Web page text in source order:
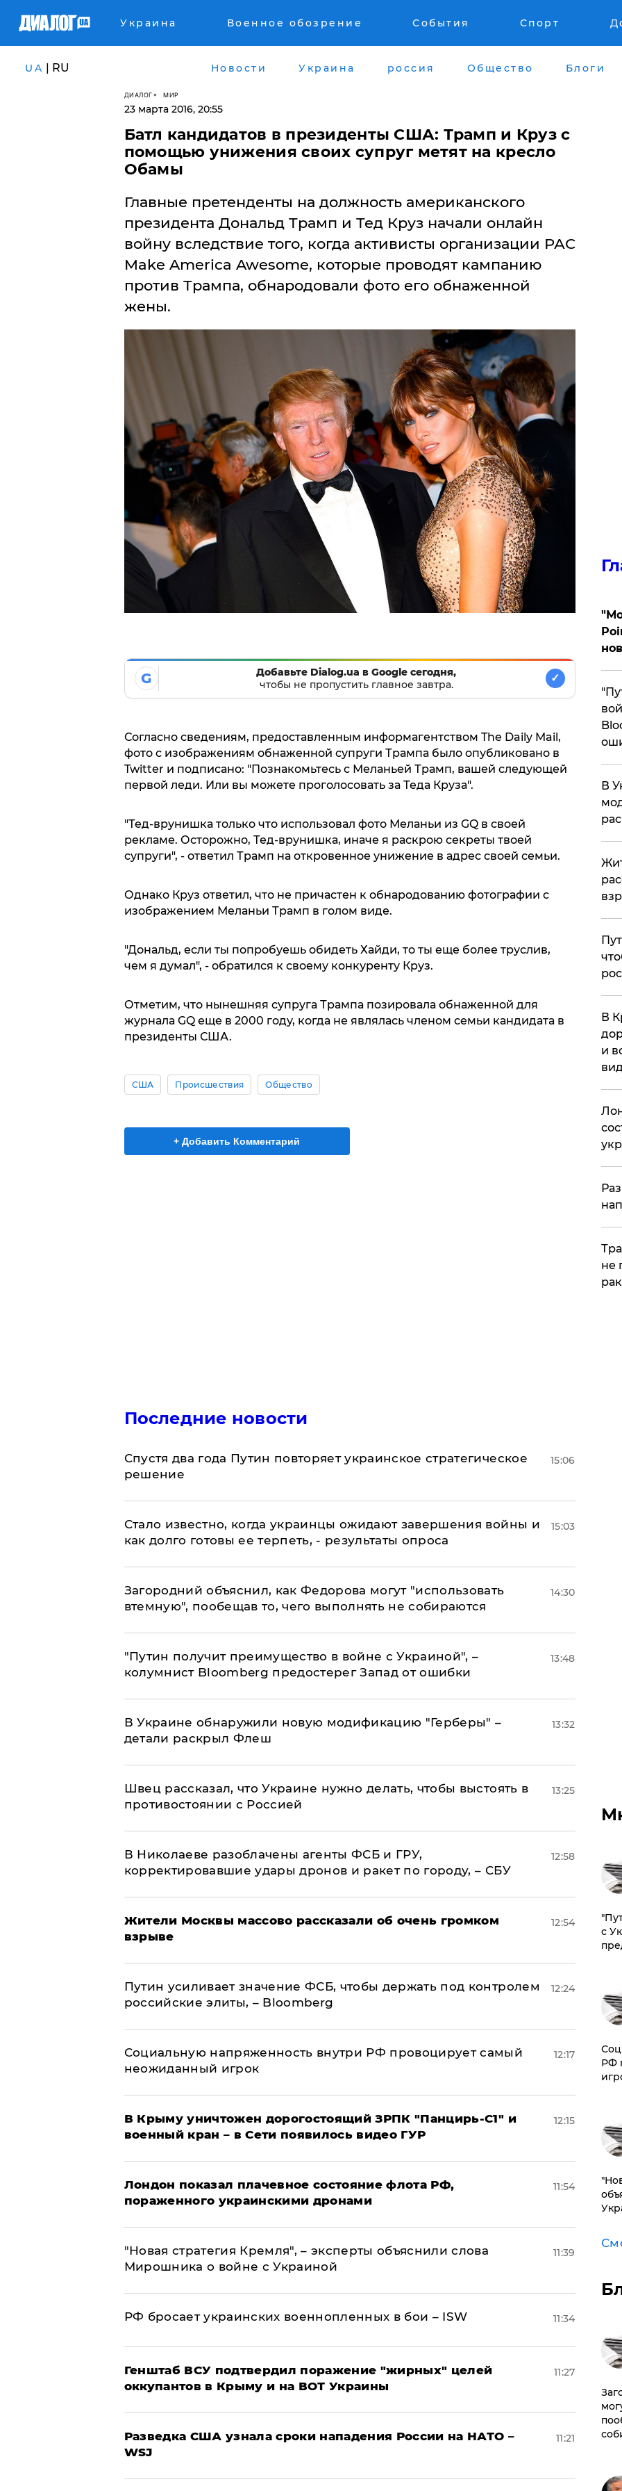
Украина Военное обозрение События Спорт
UA | RU Новости Украина россия Общество Блоги
ДИАЛОГ МИР
23 марта 2016, 20:55
Батл кандидатов в президенты США: Трамп и Круз с
помощью унижения своих супруг метят на кресло
Обамы
​Главные претенденты на должность американского
президента Дональд Трамп и Тед Круз начали онлайн
войну вследствие того, когда активисты организации РАС
Make America Awesome, которые проводят кампанию
против Трампа, обнародовали фото его обнаженной
жены.
G
Добавьте Dialog.ua в Google сегодня,
чтобы не пропустить главное завтра.
✓
Согласно сведениям, предоставленным информагентством The Daily Mail,
фото с изображениям обнаженной супруги Трампа было опубликовано в
Twitter и подписано: "Познакомьтесь с Меланьей Трамп, вашей следующей
первой леди. Или вы можете проголосовать за Теда Круза".
"Тед-врунишка только что использовал фото Меланьи из GQ в своей
рекламе. Осторожно, Тед-врунишка, иначе я раскрою секреты твоей
супруги", - ответил Трамп на откровенное унижение в адрес своей семьи.
Однако Круз ответил, что не причастен к обнародованию фотографии с
изображением Меланьи Трамп в голом виде.
"Дональд, если ты попробуешь обидеть Хайди, то ты еще более труслив,
чем я думал", - обратился к своему конкуренту Круз.
Отметим, что нынешняя супруга Трампа позировала обнаженной для
журнала GQ еще в 2000 году, когда не являлась членом семьи кандидата в
президенты США.
США Происшествия Общество
+ Добавить Комментарий
Последние новости
Спустя два года Путин повторяет украинское стратегическое
решение
15:06
Стало известно, когда украинцы ожидают завершения войны и
как долго готовы ее терпеть, - результаты опроса
15:03
Загородний объяснил, как Федорова могут "использовать
втемную", пообещав то, чего выполнять не собираются
14:30
"Путин получит преимущество в войне с Украиной", –
колумнист Bloomberg предостерег Запад от ошибки
13:48
В Украине обнаружили новую модификацию "Герберы" –
детали раскрыл Флеш
13:32
Швец рассказал, что Украине нужно делать, чтобы выстоять в
противостоянии с Россией
13:25
В Николаеве разоблачены агенты ФСБ и ГРУ,
корректировавшие удары дронов и ракет по городу, – СБУ
12:58
Жители Москвы массово рассказали об очень громком
взрыве
12:54
Путин усиливает значение ФСБ, чтобы держать под контролем
российские элиты, – Bloomberg
12:24
Социальную напряженность внутри РФ провоцирует самый
неожиданный игрок
12:17
В Крыму уничтожен дорогостоящий ЗРПК "Панцирь-С1" и
военный кран – в Сети появилось видео ГУР
12:15
Лондон показал плачевное состояние флота РФ,
пораженного украинскими дронами
11:54
"Новая стратегия Кремля", – эксперты объяснили слова
Мирошника о войне с Украиной
11:39
РФ бросает украинских военнопленных в бои – ISW 11:34
Генштаб ВСУ подтвердил поражение "жирных" целей
оккупантов в Крыму и на ВОТ Украины
11:27
Разведка США узнала сроки нападения России на НАТО –
WSJ
11:21
В
В
и
не
с
РФ